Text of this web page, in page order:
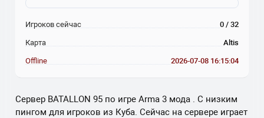
Сервер BATALLON 95 по игре Arma 3 мода . С низким
пингом для игроков из Куба. Сейчас на сервере играет
Игроков сейчас 0 / 32
Карта Altis
Offline 2026-07-08 16:15:04